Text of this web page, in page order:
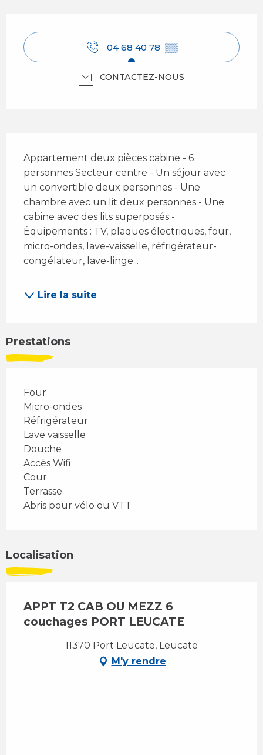
04 68 40 78 ▒▒
CONTACTEZ-NOUS
Appartement deux pièces cabine - 6
personnes Secteur centre - Un séjour avec
un convertible deux personnes - Une
chambre avec un lit deux personnes - Une
cabine avec des lits superposés -
Équipements : TV, plaques électriques, four,
micro-ondes, lave-vaisselle, réfrigérateur-
congélateur, lave-linge...
Lire la suite
Prestations
Four
Micro-ondes
Réfrigérateur
Lave vaisselle
Douche
Accès Wifi
Cour
Terrasse
Abris pour vélo ou VTT
Localisation
APPT T2 CAB OU MEZZ 6
couchages PORT LEUCATE
11370 Port Leucate, Leucate
M'y rendre